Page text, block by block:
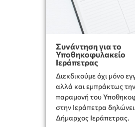
Συνάντηση για το
Υποθηκοφυλακείο
Ιεράπετρας
Διεκδικούμε όχι μόνο
αλλά και εμπράκτως την
παραμονή του
στην Ιεράπετρα
Δήμαρχος Ιεράπετρας.